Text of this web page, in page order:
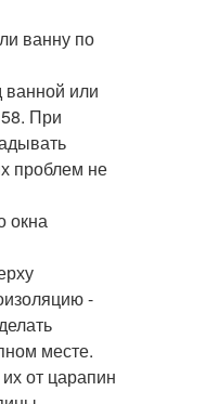
ванну по
ванной или
При
проблем не
окна
-
месте.
от царапин